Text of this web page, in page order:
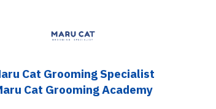
Cat Grooming Specialist
Cat Grooming Academy